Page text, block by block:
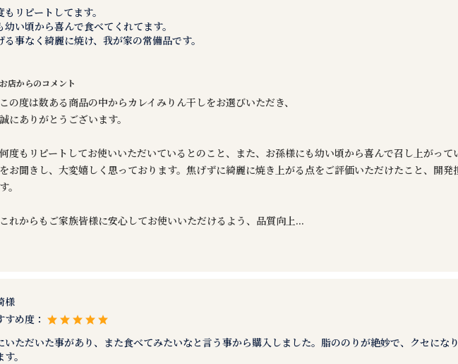
もリピートしてます。
幼い頃から喜んで食べてくれてます。
る事なく綺麗に焼け、我が家の常備品です。
お店からのコメント
この度は数ある商品の中からカレイみりん干しをお選びいただき、
誠にありがとうございます。
何度もリピートしてお使いいただいているとのこと、また、お孫様にも幼い頃から喜んで召し上がっ
をお聞きし、大変嬉しく思っております。焦げずに綺麗に焼き上がる点をご評価いただけたこと、開発
す。
これからもご家族皆様に安心してお使いいただけるよう、品質向上...
様
すめ度：
いただいた事があり、また食べてみたいなと言う事から購入しました。脂ののりが絶妙で、クセにな
。